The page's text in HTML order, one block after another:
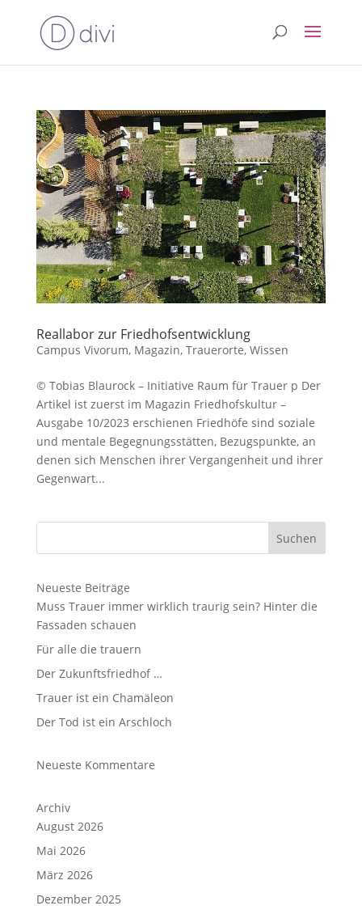
Reallabor zur Friedhofsentwicklung
Campus Vivorum, Magazin, Trauerorte, Wissen
© Tobias Blaurock – Initiative Raum für Trauer p Der
Artikel ist zuerst im Magazin Friedhofskultur –
Ausgabe 10/2023 erschienen Friedhöfe sind soziale
und mentale Begegnungsstätten, Bezugspunkte, an
denen sich Menschen ihrer Vergangenheit und ihrer
Gegenwart...
Neueste Beiträge
Muss Trauer immer wirklich traurig sein? Hinter die
Fassaden schauen
Für alle die trauern
Der Zu­kunfts­fried­hof …
Trauer ist ein Chamäleon
Der Tod ist ein Arschloch
Neueste Kommentare
Archiv
August 2026
Mai 2026
März 2026
Dezember 2025